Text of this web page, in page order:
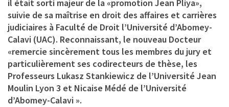
il était sorti majeur de la «promotion Jean Pliya»,
suivie de sa maîtrise en droit des affaires et carrières
judiciaires à Faculté de Droit l’Université d’Abomey-
Calavi (UAC). Reconnaissant, le nouveau Docteur
«remercie sincèrement tous les membres du jury et
particulièrement ses codirecteurs de thèse, les
Professeurs Lukasz Stankiewicz de l’Université Jean
Moulin Lyon 3 et Nicaise Médé de l’Université
d’Abomey-Calavi ».